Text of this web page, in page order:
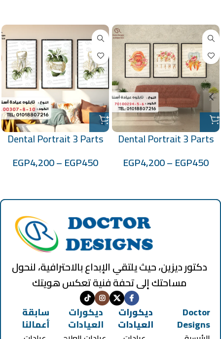
Dental Portrait 3 Parts
EGP450
–
EGP4,200
Dental Portrait 3 Parts
EGP450
–
EGP4,200
دكتور ديزين، حيث يلتقي الإبداع بالاحترافية، لنحول
مساحتك إلى تحفة فنية تعكس هويتك
Doctor
Designs
ديكورات
العيادات
ديكورات
العيادات
سابقة
أعمالنا